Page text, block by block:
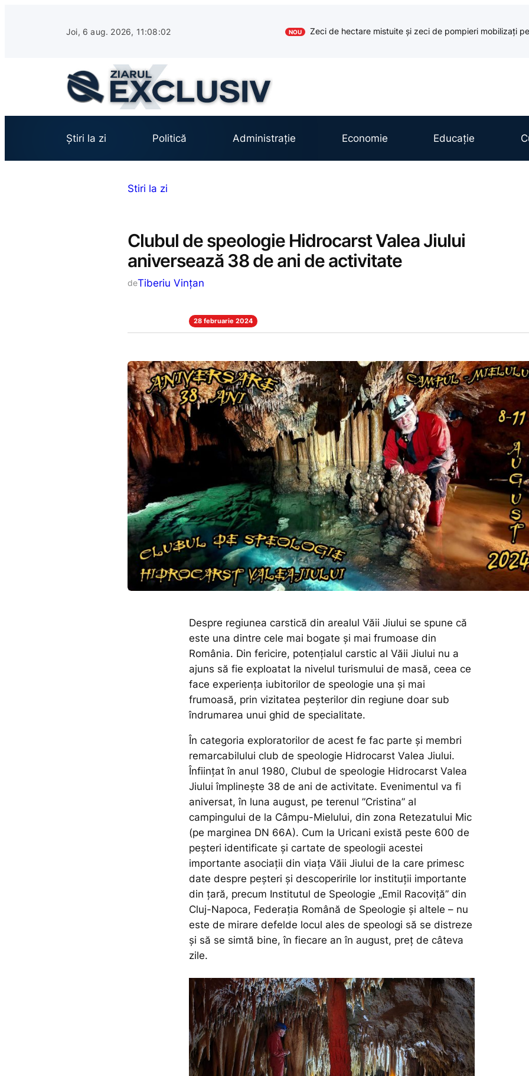
Joi, 6 aug. 2026, 11:08:03 NOU Zeci de hectare mistuite și zeci de pompieri mobilizați
Știri la zi Politică Administrație Economie Educație
Stiri la zi
Clubul de speologie Hidrocarst Valea Jiului
aniversează 38 de ani de activitate
deTiberiu Vințan
28 februarie 2024
Despre regiunea carstică din arealul Văii Jiului se spune că
este una dintre cele mai bogate și mai frumoase din
România. Din fericire, potențialul carstic al Văii Jiului nu a
ajuns să fie exploatat la nivelul turismului de masă, ceea ce
face experiența iubitorilor de speologie una și mai
frumoasă, prin vizitatea peșterilor din regiune doar sub
îndrumarea unui ghid de specialitate.
În categoria exploratorilor de acest fe fac parte și membri
remarcabilului club de speologie Hidrocarst Valea Jiului.
Înființat în anul 1980, Clubul de speologie Hidrocarst Valea
Jiului împlinește 38 de ani de activitate. Evenimentul va fi
aniversat, în luna august, pe terenul ”Cristina” al
campingului de la Câmpu-Mielului, din zona Retezatului Mic
(pe marginea DN 66A). Cum la Uricani există peste 600 de
peșteri identificate și cartate de speologii acestei
importante asociații din viața Văii Jiului de la care primesc
date despre peșteri și descoperirile lor instituții importante
din țară, precum Institutul de Speologie „Emil Racoviță” din
Cluj-Napoca, Federația Română de Speologie și altele – nu
este de mirare defelde locul ales de speologi să se distreze
și să se simtă bine, în fiecare an în august, preț de câteva
zile.